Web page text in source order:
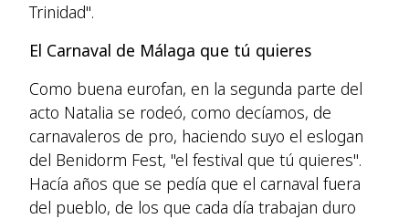
Trinidad".
El Carnaval de Málaga que tú quieres
Como buena eurofan, en la segunda parte del
acto Natalia se rodeó, como decíamos, de
carnavaleros de pro, haciendo suyo el eslogan
del Benidorm Fest, "el festival que tú quieres".
Hacía años que se pedía que el carnaval fuera
del pueblo, de los que cada día trabajan duro